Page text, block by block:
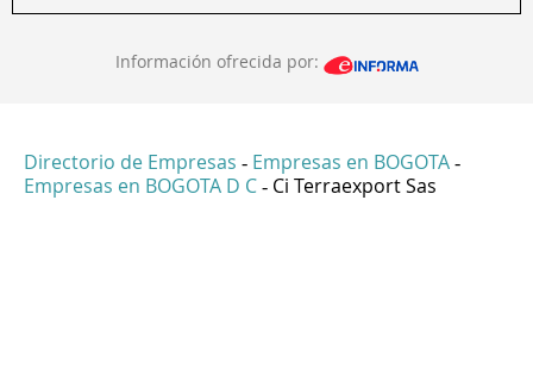
Información ofrecida por:
Directorio de Empresas - Empresas en BOGOTA -
Empresas en BOGOTA D C - Ci Terraexport Sas